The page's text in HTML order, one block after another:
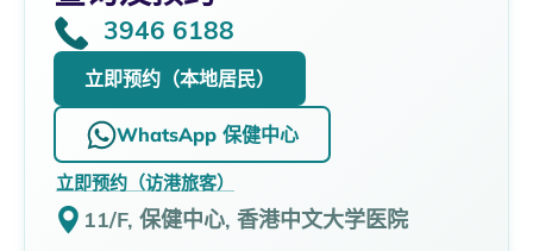
3946 6188
立即预约（本地居民）
WhatsApp 保健中心
立即预约（访港旅客）
11/F, 保健中心, 香港中文大学医院